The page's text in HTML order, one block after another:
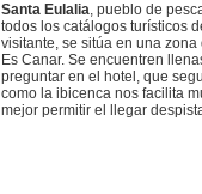
Santa Eulalia, pueblo de
todos los catálogos turísticos
visitante, se sitúa en una
Es Canar. Se encuentren
preguntar en el hotel, que
como la ibicenca nos facilita
mejor permitir el llegar